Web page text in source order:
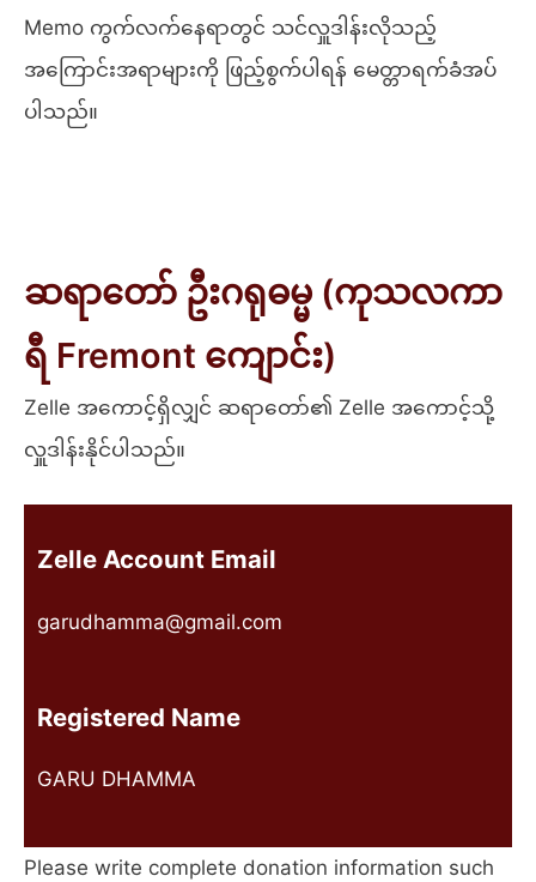
Memo ကွက်လက်နေရာတွင် သင်လှူဒါန်းလိုသည့်
အကြောင်းအရာများကို ဖြည့်စွက်ပါရန် မေတ္တာရက်ခံအပ်
ပါသည်။
ဆရာတော် ဦးဂရုဓမ္မ (ကုသလကာ
ရီ Fremont ကျောင်း)
Zelle အကောင့်ရှိလျှင် ဆရာတော်၏ Zelle အကောင့်သို့
လှူဒါန်းနိုင်ပါသည်။
Zelle Account Email
garudhamma@gmail.com
Registered Name
GARU DHAMMA
Please write complete donation information such